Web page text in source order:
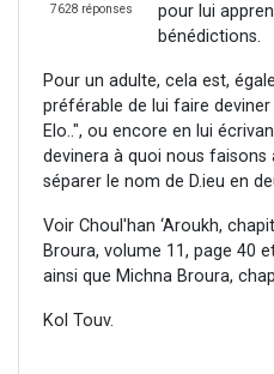
7628 réponses
pour lui
bénédictions.
Pour un adulte, cela est,
préférable de lui faire
Elo..", ou encore en lui
devinera à quoi nous faisons
séparer le nom de D.ieu en
Voir Choul'han ‘Aroukh,
Broura, volume 11, page 40
ainsi que Michna Broura,
Kol Touv.